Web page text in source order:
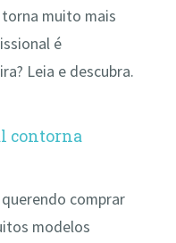
muito mais
é
Leia e descubra.
contorna
comprar
modelos